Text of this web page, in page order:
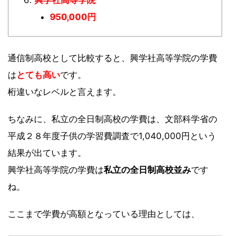
950,000円
通信制高校として比較すると、興学社高等学院の学費
は とても高いです。
桁違いなレベルと言えます。
ちなみに、私立の全日制高校の学費は、文部科学省の
平成２８年度子供の学習費調査で1,040,000円という
結果が出ています。
興学社高等学院の学費は私立の全日制高校並みです
ね。
ここまで学費が高額となっている理由としては、